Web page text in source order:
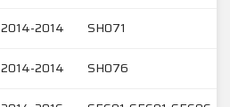
2014-2014 SH071
2014-2014 SH076